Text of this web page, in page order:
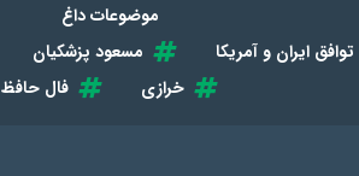
موضوعات داغ
توافق ایران و آمریکا مسعود پزشکیان
خرازی
فال حافظ